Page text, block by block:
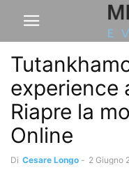
experience
Riapre la
Online
Di Cesare Longo - 2 Giugno